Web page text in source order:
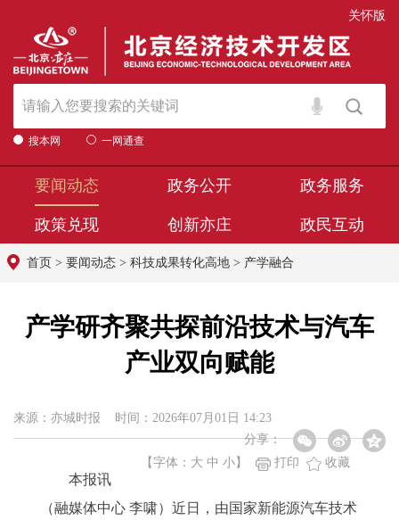
关怀版
搜本网 一网通查
要闻动态 政务公开 政务服务
政策兑现 创新亦庄 政民互动
首页 > 要闻动态 > 科技成果转化高地 > 产学融合
产学研齐聚共探前沿技术与汽车
产业双向赋能
来源：亦城时报 时间：2026年07月01日 14:23
分享：
【字体： 大 中 小 】 打印 收藏
本报讯
（融媒体中心 李啸）近日，由国家新能源汽车技术